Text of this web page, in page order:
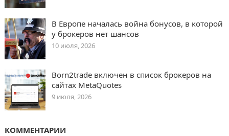
В Европе началась война бонусов, в которой
у брокеров нет шансов
10 июля, 2026
Born2trade включен в список брокеров на
сайтах MetaQuotes
9 июля, 2026
КОММЕНТАРИИ